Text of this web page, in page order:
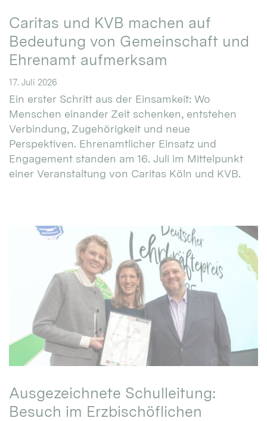
Caritas und KVB machen auf
Bedeutung von Gemeinschaft und
Ehrenamt aufmerksam
17. Juli 2026
Ein erster Schritt aus der Einsamkeit: Wo
Menschen einander Zeit schenken, entstehen
Verbindung, Zugehörigkeit und neue
Perspektiven. Ehrenamtlicher Einsatz und
Engagement standen am 16. Juli im Mittelpunkt
einer Veranstaltung von Caritas Köln und KVB.
Ausgezeichnete Schulleitung:
Besuch im Erzbischöflichen